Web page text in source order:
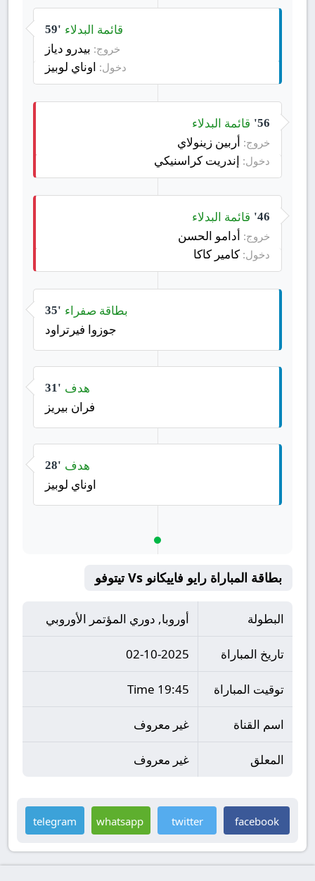
59' قائمة البدلاء
خروج: بيدرو دياز
دخول: اوناي لوبيز
56' قائمة البدلاء
خروج: أربين زينولاي
دخول: إندريت كراسنيكي
46' قائمة البدلاء
خروج: أدامو الحسن
دخول: كامير كاكا
35' بطاقة صفراء
جوزوا فيرتراود
31' هدف
فران بيريز
28' هدف
اوناي لوبيز
بطاقة المباراة رايو فاييكانو Vs تيتوفو
البطولة أوروبا, دوري المؤتمر الأوروبي
تاريخ المباراة 02-10-2025
توقيت المباراة 19:45 Time
اسم القناة غير معروف
المعلق غير معروف
facebook
twitter
whatsapp
telegram